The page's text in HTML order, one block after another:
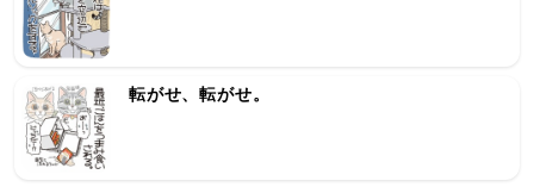
転がせ、転がせ。